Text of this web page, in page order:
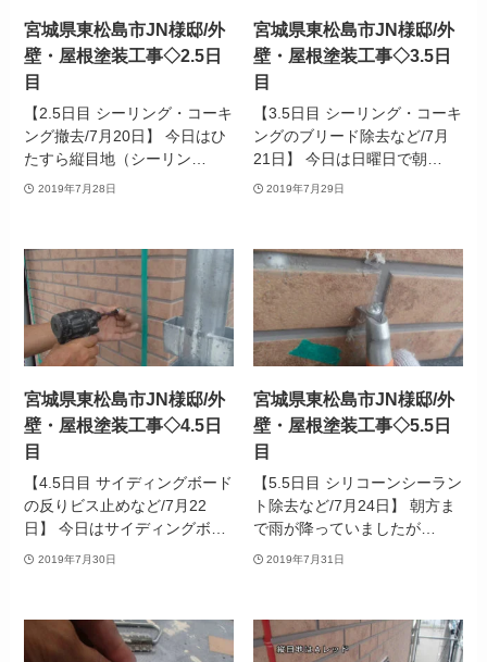
宮城県東松島市JN様邸/外
壁・屋根塗装工事◇2.5日
目
【2.5日目 シーリング・コーキ
ング撤去/7月20日】 今日はひ
たすら縦目地（シーリン…
2019年7月28日
宮城県東松島市JN様邸/外
壁・屋根塗装工事◇3.5日
目
【3.5日目 シーリング・コーキ
ングのブリード除去など/7月
21日】 今日は日曜日で朝…
2019年7月29日
宮城県東松島市JN様邸/外
壁・屋根塗装工事◇4.5日
目
【4.5日目 サイディングボード
の反りビス止めなど/7月22
日】 今日はサイディングボ…
2019年7月30日
宮城県東松島市JN様邸/外
壁・屋根塗装工事◇5.5日
目
【5.5日目 シリコーンシーラン
ト除去など/7月24日】 朝方ま
で雨が降っていましたが…
2019年7月31日